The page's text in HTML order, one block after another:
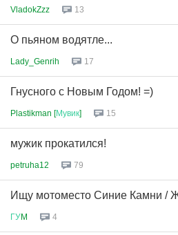
VladokZzz 13
О пьяном водятле...
Lady_Genrih 17
Гнусного с Новым Годом! =)
Plastikman [Мувик] 15
мужик прокатился!
petruha12 79
Ищу мотоместо Синие Камни /
ГУM 4